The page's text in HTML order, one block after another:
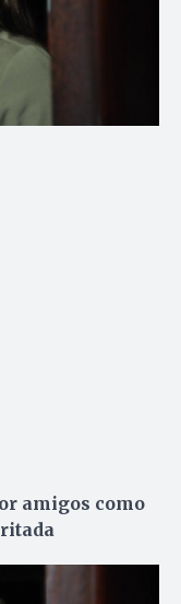
amigos como